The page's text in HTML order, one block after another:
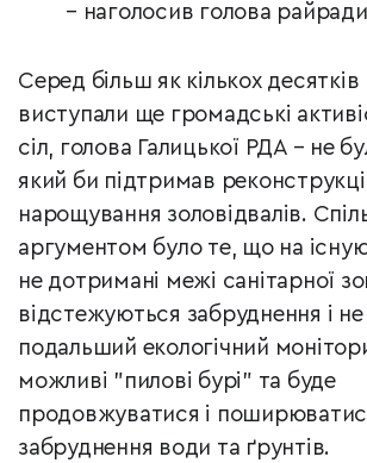
– наголосив голова
Серед більш як кількох десятків
виступали ще громадські
сіл, голова Галицької РДА – не
який би підтримав
нарощування золовідвалів.
аргументом було те, що на
не дотримані межі санітарної
відстежуються забруднення і
подальший екологічний
можливі "пилові бурі" та буде
продовжуватися і
забруднення води та ґрунтів.